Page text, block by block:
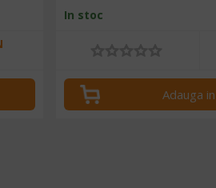
In stoc
Adauga